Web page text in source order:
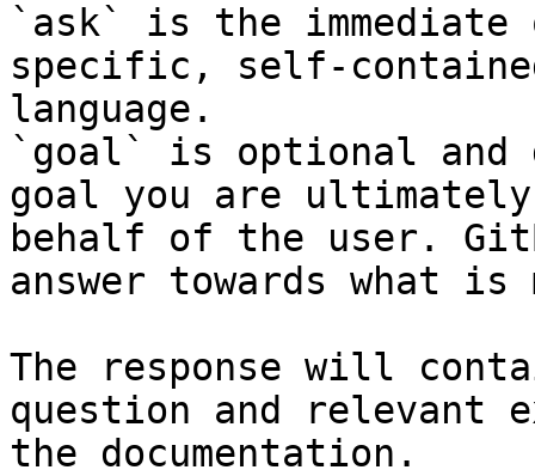
`ask` is the
specific, self-
language.
`goal` is optional and
goal you are
behalf of the user.
answer towards what
The response will
question and relevant
the documentation.